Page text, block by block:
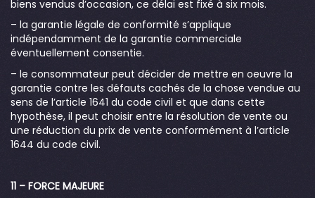
biens vendus d’occasion, ce délai est fixé à six mois.
– la garantie légale de conformité s’applique
indépendamment de la garantie commerciale
éventuellement consentie.
– le consommateur peut décider de mettre en oeuvre la
garantie contre les défauts cachés de la chose vendue au
sens de l’article 1641 du code civil et que dans cette
hypothèse, il peut choisir entre la résolution de vente ou
une réduction du prix de vente conformément à l’article
1644 du code civil.
11 – FORCE MAJEURE